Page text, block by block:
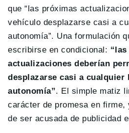
que “las próximas
vehículo desplazarse casi a
autonomía”. Una formulación
escribirse en condicional:
actualizaciones deberían
desplazarse casi a cualquier
autonomía”. El simple matiz
carácter de promesa en
de ser acusada de publicidad